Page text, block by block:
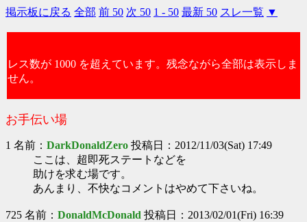
掲示板に戻る 全部 前 50 次 50 1 - 50 最新 50 スレ一覧 ▼
レス数が 1000 を超えています。残念ながら全部は表示しま
せん。
お手伝い場
1 名前： DarkDonaldZero 投稿日：2012/11/03(Sat) 17:49
ここは、超即死ステートなどを
助けを求む場です。
あんまり、不快なコメントはやめて下さいね。
725 名前： DonaldMcDonald 投稿日：2013/02/01(Fri) 16:39